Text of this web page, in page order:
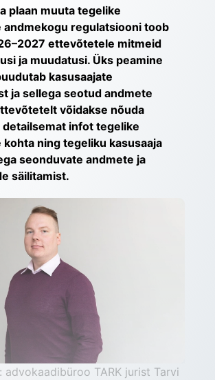
plaan muuta tegelike
andmekogu regulatsiooni toob
ettevõtetele mitmeid
ja muudatusi. Üks peamine
kasusaajate
ja sellega seotud andmete
võidakse nõuda
detailsemat infot tegelike
kohta ning tegeliku kasusaaja
seonduvate andmete ja
säilitamist.
TARK jurist Tarvi